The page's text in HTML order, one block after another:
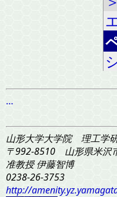
…
山形大学大学院 理工学
〒992-8510 山形県米沢
准教授 伊藤智博
0238-26-3753
http://